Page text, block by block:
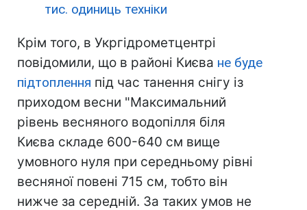
тис. одиниць техніки
Крім того, в Укргідрометцентрі
повідомили, що в районі Києва не буде
підтоплення під час танення снігу із
приходом весни "Максимальний
рівень весняного водопілля біля
Києва складе 600-640 см вище
умовного нуля при середньому рівні
весняної повені 715 см, тобто він
нижче за середній. За таких умов не